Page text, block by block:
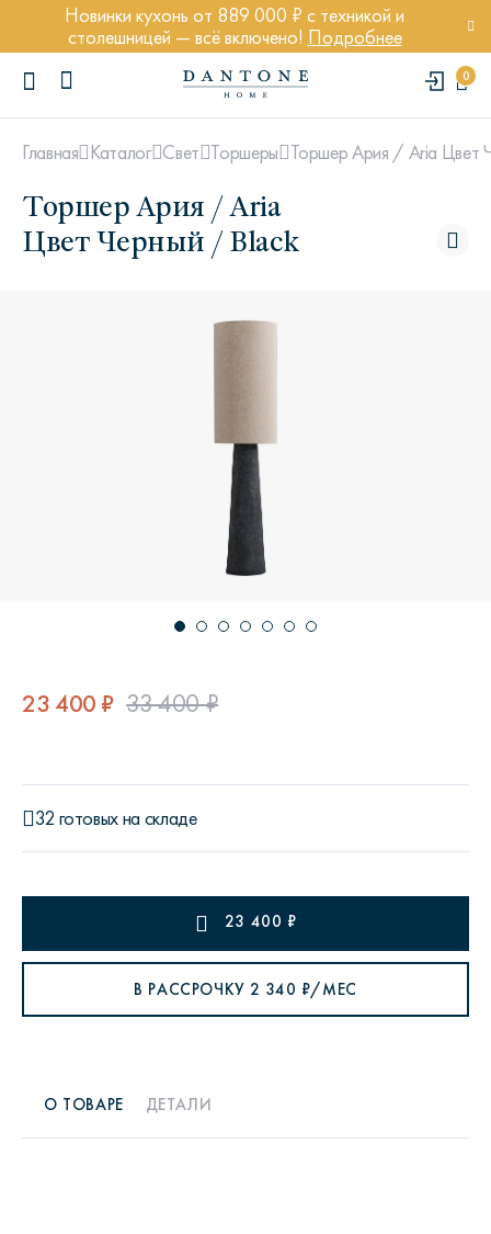
Новинки кухонь от 889 000 ₽ с техникой и
столешницей — всё включено! Подробнее
0
Главная Каталог Свет Торшеры Торшер Ария / Aria Цвет
Торшер Ария / Aria
Цвет Черный / Black
23 400 ₽ 33 400 ₽
32 готовых на складе
23 400 ₽
В РАССРОЧКУ 2 340 ₽/МЕС
О ТОВАРЕ ДЕТАЛИ